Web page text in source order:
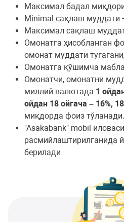
Максимал бадал
Minimal сақлаш муддати -
Максимал сақлаш
Омонатга ҳисобланган
омонат муддати
Омонатга қўшимча
Омонатчи, омонатни
миллий валютада 1
ойдан 18 ойгача – 16%,
миқдорда фоиз тўланади.
"Asakabank" mobil
расмийлаштирилганида
берилади